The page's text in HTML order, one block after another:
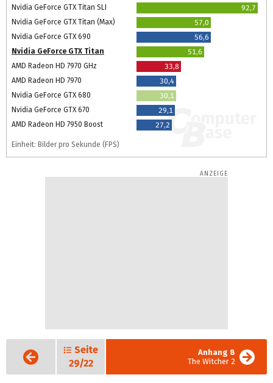
Nvidia GeForce GTX Titan SLI
92,7
Nvidia GeForce GTX Titan (Max)
57,0
Nvidia GeForce GTX 690
56,6
Nvidia GeForce GTX Titan
51,6
AMD Radeon HD 7970 GHz
33,8
AMD Radeon HD 7970
30,4
Nvidia GeForce GTX 680
30,1
Nvidia GeForce GTX 670
29,1
AMD Radeon HD 7950 Boost
27,2
Einheit: Bilder pro Sekunde (FPS)
Vorige
Seite
Seite
29/22
Anhang 8
The Witcher 2